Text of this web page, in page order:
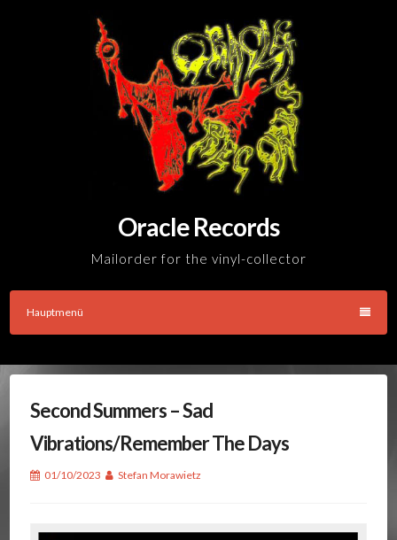
Oracle Records
Mailorder for the vinyl-collector
Hauptmenü
Second Summers – Sad
Vibrations/Remember The Days
01/10/2023 Stefan Morawietz